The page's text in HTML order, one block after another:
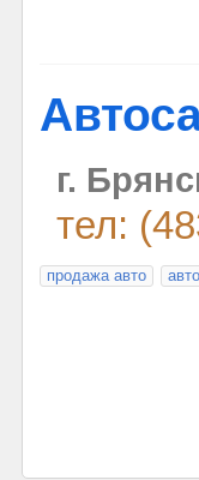
г.
тел:
продажа авто